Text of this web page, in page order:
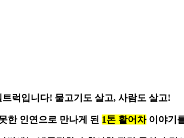
럭 입니다! 물고기도 살고, 사람도 살고!
한 인연으로 만나게 된 1톤 활어차이야기